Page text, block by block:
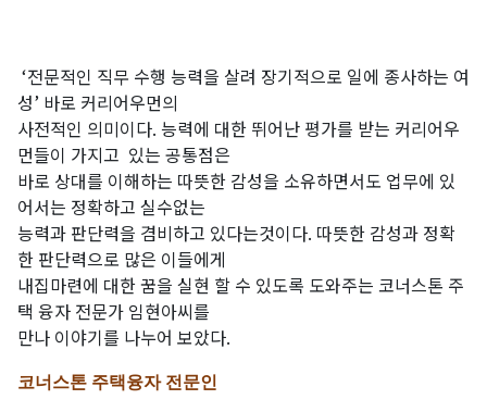
‘전문적인 직무 수행 능력을 살려 장기적으로 일에 종사하는 여
성’ 바로 커리어우먼의
사전적인 의미이다. 능력에 대한 뛰어난 평가를 받는 커리어우
먼들이 가지고 있는 공통점은
바로 상대를 이해하는 따뜻한 감성을 소유하면서도 업무에 있
어서는 정확하고 실수없는
능력과 판단력을 겸비하고 있다는것이다. 따뜻한 감성과 정확
한 판단력으로 많은 이들에게
내집마련에 대한 꿈을 실현 할 수 있도록 도와주는 코너스톤 주
택 융자 전문가 임현아씨를
만나 이야기를 나누어 보았다.
코너스톤 주택융자 전문인